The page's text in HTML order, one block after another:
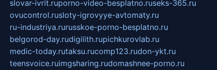
slovar-ivrit.ruporno-video-besplatno.ruseks-365.ru
ovucontrol.rusloty-igrovyye-avtomaty.ru
ru-industriya.rurusskoe-porno-besplatno.ru
belgorod-day.rudigilith.rupichkurovlab.ru
medic-today.rutaksu.rucomp123.rudon-ykt.ru
teensvoice.ruimgsharing.rudomashnee-porno.ru